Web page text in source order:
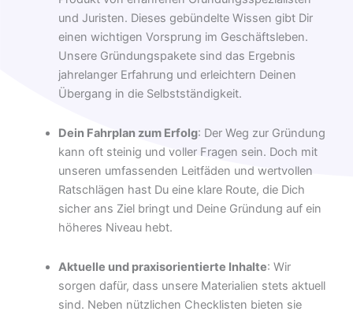
und Juristen. Dieses gebündelte Wissen gibt Dir
einen wichtigen Vorsprung im Geschäftsleben.
Unsere Gründungspakete sind das Ergebnis
jahrelanger Erfahrung und erleichtern Deinen
Übergang in die Selbstständigkeit.
Dein Fahrplan zum Erfolg: Der Weg zur Gründung
kann oft steinig und voller Fragen sein. Doch mit
unseren umfassenden Leitfäden und wertvollen
Ratschlägen hast Du eine klare Route, die Dich
sicher ans Ziel bringt und Deine Gründung auf ein
höheres Niveau hebt.
Aktuelle und praxisorientierte Inhalte: Wir
sorgen dafür, dass unsere Materialien stets aktuell
sind. Neben nützlichen Checklisten bieten sie